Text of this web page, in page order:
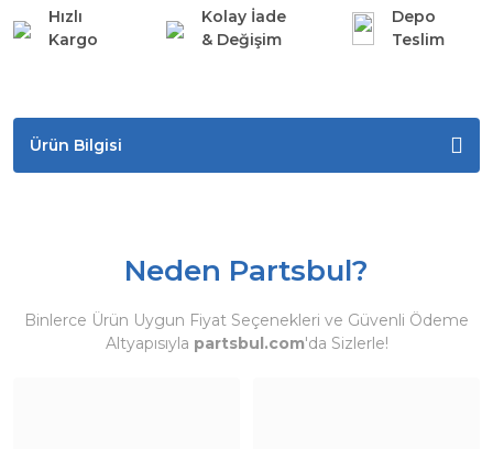
Hızlı
Kargo
Kolay İade
& Değişim
Depo
Teslim
Ürün Bilgisi
Neden Partsbul?
Binlerce Ürün Uygun Fiyat Seçenekleri ve Güvenli Ödeme
Altyapısıyla partsbul.com'da Sizlerle!